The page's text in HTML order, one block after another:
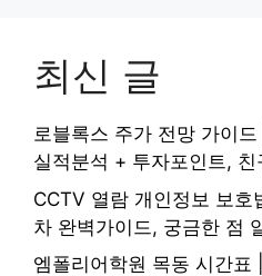
최신 글
로블록스 주가 전망 가이
실적분석 + 투자포인트,
CCTV 열람 개인정보 보
차 완벽가이드, 궁금한 점
엠폴리어학원 목동 시간